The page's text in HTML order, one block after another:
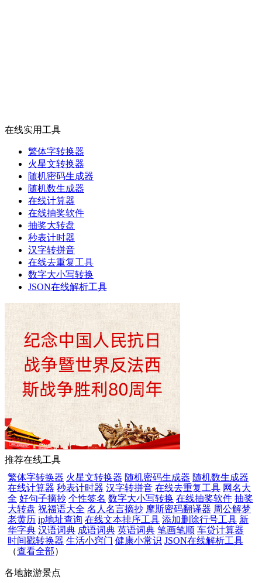
在线实用工具
繁体字转换器
火星文转换器
随机密码生成器
随机数生成器
在线计算器
在线抽奖软件
抽奖大转盘
秒表计时器
汉字转拼音
在线去重复工具
数字大小写转换
JSON在线解析工具
推荐在线工具
繁体字转换器 火星文转换器 随机密码生成器 随机数生成器
在线计算器 秒表计时器 汉字转拼音 在线去重复工具 网名大
全 好句子摘抄 个性签名 数字大小写转换 在线抽奖软件 抽奖
大转盘 祝福语大全 名人名言摘抄 摩斯密码翻译器 周公解梦
老黄历 ip地址查询 在线文本排序工具 添加删除行号工具 新
华字典 汉语词典 成语词典 英语词典 笔画笔顺 车贷计算器
时间戳转换器 生活小窍门 健康小常识 JSON在线解析工具
（查看全部）
各地旅游景点